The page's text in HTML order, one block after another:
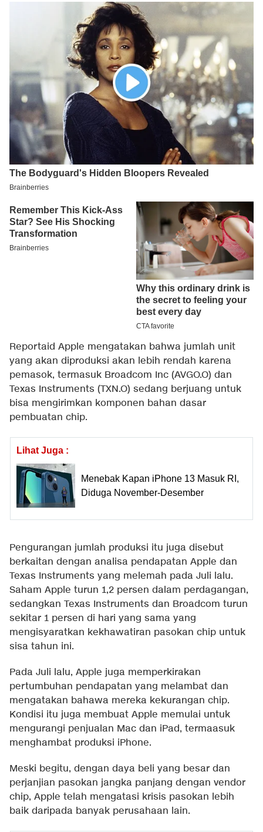
Reportaid Apple mengatakan bahwa jumlah unit
yang akan diproduksi akan lebih rendah karena
pemasok, termasuk Broadcom Inc (AVGO.O) dan
Texas Instruments (TXN.O) sedang berjuang untuk
bisa mengirimkan komponen bahan dasar
pembuatan chip.
Lihat Juga :
Menebak Kapan iPhone 13 Masuk RI,
Diduga November-Desember
Pengurangan jumlah produksi itu juga disebut
berkaitan dengan analisa pendapatan Apple dan
Texas Instruments yang melemah pada Juli lalu.
Saham Apple turun 1,2 persen dalam perdagangan,
sedangkan Texas Instruments dan Broadcom turun
sekitar 1 persen di hari yang sama yang
mengisyaratkan kekhawatiran pasokan chip untuk
sisa tahun ini.
Pada Juli lalu, Apple juga memperkirakan
pertumbuhan pendapatan yang melambat dan
mengatakan bahawa mereka kekurangan chip.
Kondisi itu juga membuat Apple memulai untuk
mengurangi penjualan Mac dan iPad, termaasuk
menghambat produksi iPhone.
Meski begitu, dengan daya beli yang besar dan
perjanjian pasokan jangka panjang dengan vendor
chip, Apple telah mengatasi krisis pasokan lebih
baik daripada banyak perusahaan lain.